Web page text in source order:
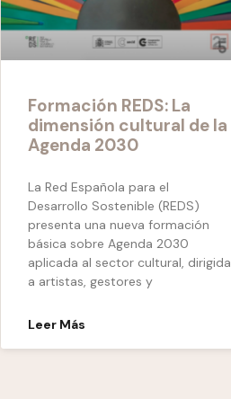
Formación REDS: La
dimensión cultural de la
Agenda 2030
La Red Española para el
Desarrollo Sostenible (REDS)
presenta una nueva formación
básica sobre Agenda 2030
aplicada al sector cultural, dirigida
a artistas, gestores y
Leer Más